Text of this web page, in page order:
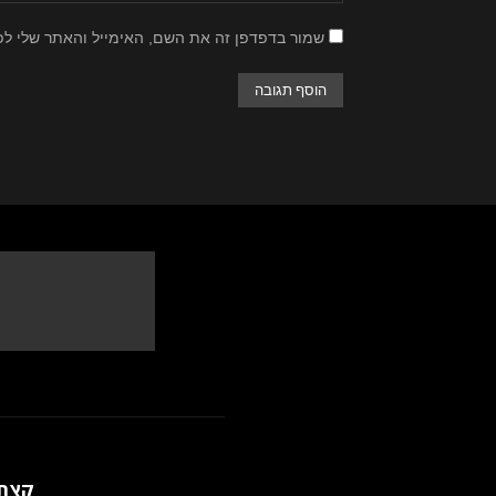
שמור בדפדפן זה את השם, האימייל והאתר שלי